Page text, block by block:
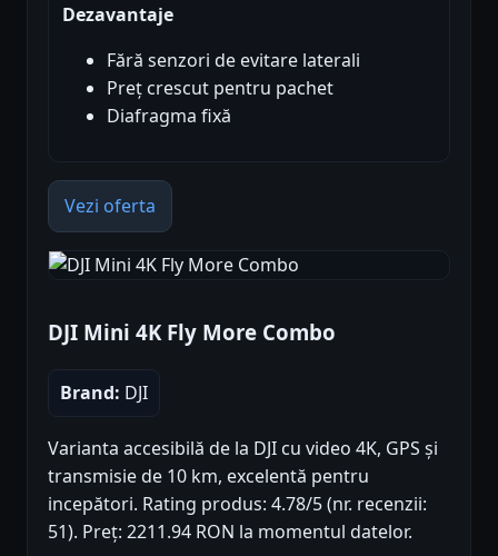
Dezavantaje
Fără senzori de evitare laterali
Preț crescut pentru pachet
Diafragma fixă
Vezi oferta
DJI Mini 4K Fly More Combo
Brand: DJI
Varianta accesibilă de la DJI cu video 4K, GPS și
transmisie de 10 km, excelentă pentru
incepători. Rating produs: 4.78/5 (nr. recenzii:
51). Preț: 2211.94 RON la momentul datelor.